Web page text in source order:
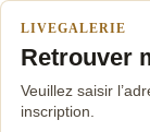
LIVEGALERIE
Retrouver
Veuillez saisir
inscription.